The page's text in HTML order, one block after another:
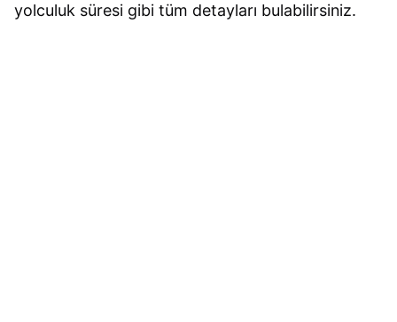
yolculuk süresi gibi tüm detayları bulabilirsiniz.